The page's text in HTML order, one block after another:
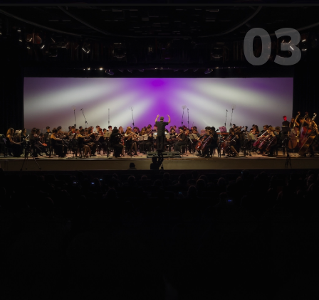
Concierto de Cámara del Festival
Ensamble de Música de Cámara conformado por el equipo de
profesores del Festival y participantes 2026.
Club Social de Resistencia · Colón 164, Resistencia
MIÉRCOLES 22 DE JULIO · 20 H
03